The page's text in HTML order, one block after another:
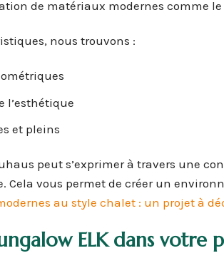
de matériaux modernes comme le
nous trouvons :
l’esthétique
et pleins
peut s’exprimer à travers une
Cela vous permet de créer un
au style chalet : un projet à
ELK dans